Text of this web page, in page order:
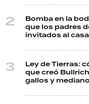
Bomba en la
que los padres
invitados al
Ley de Tierras:
que creó
gallos y